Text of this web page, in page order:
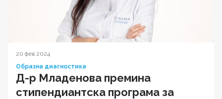
20 фев 2024
Образна диагностика
Д-р Младенова премина
стипендиантска програма за